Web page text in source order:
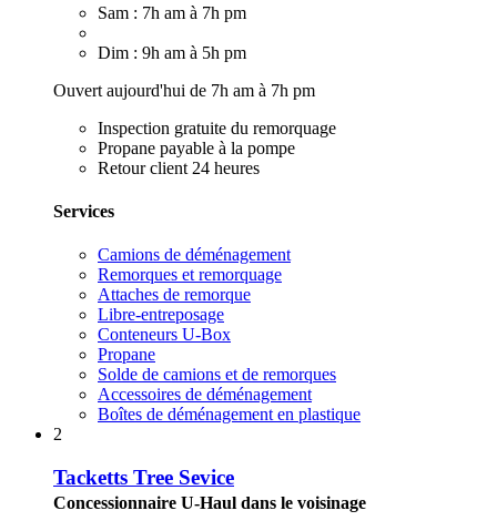
Sam : 7h am à 7h pm
Dim : 9h am à 5h pm
Ouvert aujourd'hui de 7h am à 7h pm
Inspection gratuite du remorquage
Propane payable à la pompe
Retour client 24 heures
Services
Camions de déménagement
Remorques et remorquage
Attaches de remorque
Libre-entreposage
Conteneurs U-Box
Propane
Solde de camions et de remorques
Accessoires de déménagement
Boîtes de déménagement en plastique
2
Tacketts Tree Sevice
Concessionnaire U-Haul dans le voisinage